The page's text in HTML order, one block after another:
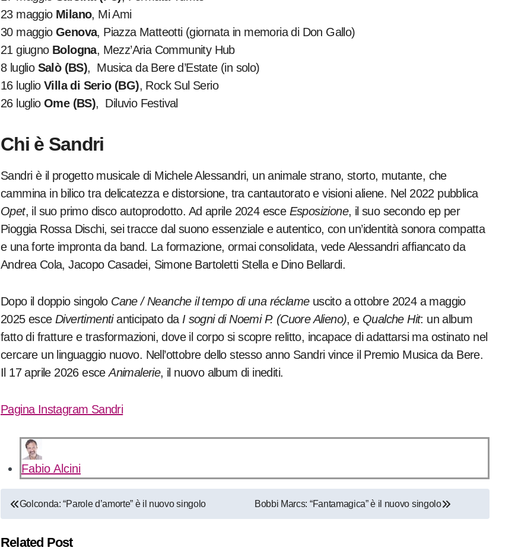
23 maggio Milano, Mi Ami
30 maggio Genova, Piazza Matteotti (giornata in memoria di Don Gallo)
21 giugno Bologna, Mezz’Aria Community Hub
8 luglio Salò (BS), Musica da Bere d’Estate (in solo)
16 luglio Villa di Serio (BG), Rock Sul Serio
26 luglio Ome (BS), Diluvio Festival
Chi è Sandri
Sandri è il progetto musicale di Michele Alessandri, un animale strano, storto, mutante, che
cammina in bilico tra delicatezza e distorsione, tra cantautorato e visioni aliene. Nel 2022 pubblica
Opet, il suo primo disco autoprodotto. Ad aprile 2024 esce Esposizione, il suo secondo ep per
Pioggia Rossa Dischi, sei tracce dal suono essenziale e autentico, con un’identità sonora compatta
e una forte impronta da band. La formazione, ormai consolidata, vede Alessandri affiancato da
Andrea Cola, Jacopo Casadei, Simone Bartoletti Stella e Dino Bellardi.
Dopo il doppio singolo Cane / Neanche il tempo di una réclameuscito a ottobre 2024 a maggio
2025 esceDivertimentianticipato da I sogni di Noemi P. (Cuore Alieno), e Qualche Hit: un album
fatto di fratture e trasformazioni, dove il corpo si scopre relitto, incapace di adattarsi ma ostinato nel
cercare un linguaggio nuovo. Nell’ottobre dello stesso anno Sandri vince il Premio Musica da Bere.
Il 17 aprile 2026 esceAnimalerie, il nuovo album di inediti.
Pagina Instagram Sandri
Fabio Alcini
Navigazione
Golconda: “Parole d’amorte” è il nuovo singolo Bobbi Marcs: “Fantamagica” è il nuovo singolo
Related Post